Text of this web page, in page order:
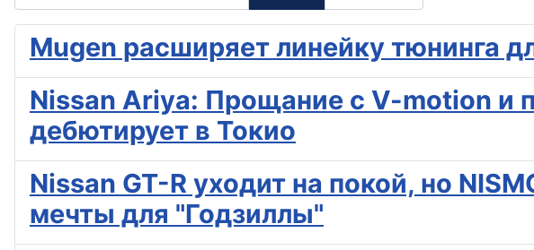
Mugen расширяет линейку тюнинга
Nissan Ariya: Прощание с V-motion и
дебютирует в Токио
Nissan GT-R уходит на покой, но
мечты для "Годзиллы"